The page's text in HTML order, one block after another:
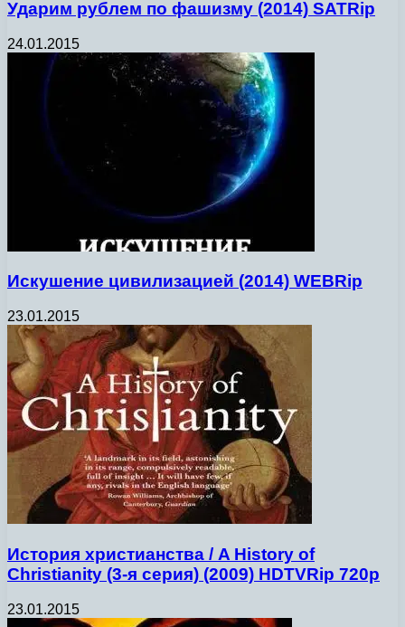
Ударим рублем по фашизму (2014) SATRip
24.01.2015
Искушение цивилизацией (2014) WEBRip
23.01.2015
История христианства / A History of
Christianity (3-я серия) (2009) HDTVRip 720p
23.01.2015